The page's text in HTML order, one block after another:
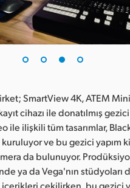
SmartView 4K, ATEM
cihazı ile donatılmış
ile ilişkili tüm tasarımlar,
ve bu gezici yapım
da bulunuyor.
ya da Vega'nın stüdyoları